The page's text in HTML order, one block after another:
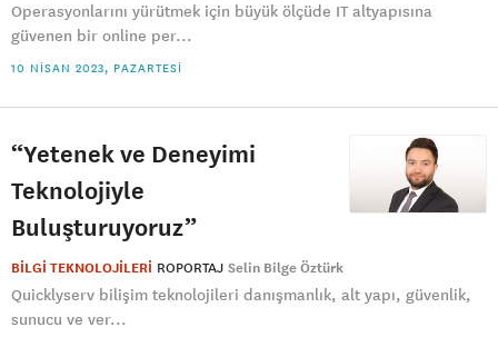
Operasyonlarını yürütmek için büyük ölçüde IT altyapısına
güvenen bir online per...
10 NISAN 2023, PAZARTESI
“Yetenek ve Deneyimi
Teknolojiyle
Buluşturuyoruz”
BİLGİ TEKNOLOJİLERİ ROPORTAJ Selin Bilge Öztürk
Quicklyserv bilişim teknolojileri danışmanlık, alt yapı, güvenlik,
sunucu ve ver...